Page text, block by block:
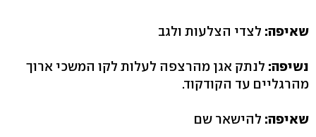
שאיפה: לצדי הצלעות ולגב
נשיפה: לנתק אגן מהרצפה לעלות לקו המשכי ארוך
מהרגליים עד הקודקוד.
שאיפה: להישאר שם